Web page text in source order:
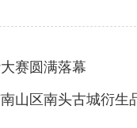
赛圆满落幕
山区南头古城衍生